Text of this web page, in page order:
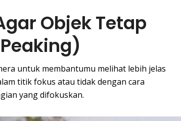
Objek Tetap
untuk membantumu melihat lebih jelas
titik fokus atau tidak dengan cara
yang difokuskan.